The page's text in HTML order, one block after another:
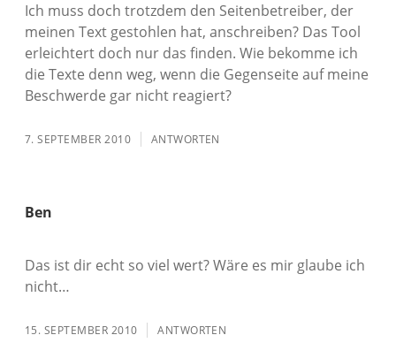
Ich muss doch trotzdem den Seitenbetreiber, der
meinen Text gestohlen hat, anschreiben? Das Tool
erleichtert doch nur das finden. Wie bekomme ich
die Texte denn weg, wenn die Gegenseite auf meine
Beschwerde gar nicht reagiert?
7. SEPTEMBER 2010 ANTWORTEN
Ben
Das ist dir echt so viel wert? Wäre es mir glaube ich
nicht…
15. SEPTEMBER 2010 ANTWORTEN